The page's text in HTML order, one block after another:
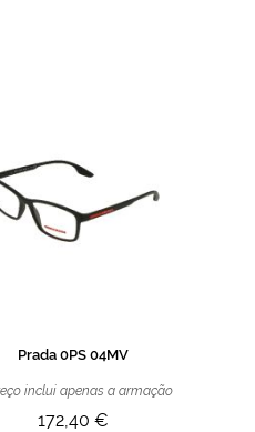
Prada 0PS 04MV
inclui apenas a armação
172,40 €